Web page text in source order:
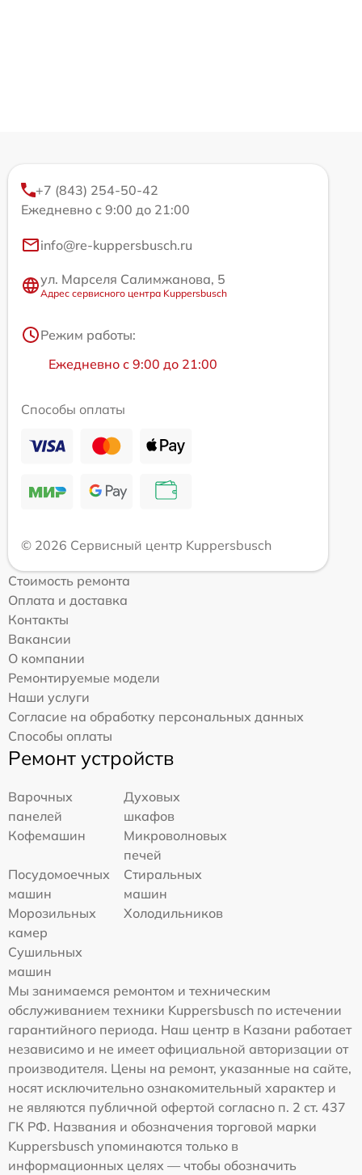
+7 (843) 254-50-42
Ежедневно с 9:00 до 21:00
info@re-kuppersbusch.ru
ул. Марселя Салимжанова, 5
Адрес сервисного центра Kuppersbusch
Режим работы:
Ежедневно с 9:00 до 21:00
Способы оплаты
© 2026 Сервисный центр Kuppersbusch
Стоимость ремонта
Оплата и доставка
Контакты
Вакансии
О компании
Ремонтируемые модели
Наши услуги
Согласие на обработку персональных данных
Способы оплаты
Ремонт устройств
Варочных
панелей
Духовых
шкафов
Кофемашин
Микроволновых
печей
Посудомоечных
машин
Стиральных
машин
Морозильных
камер
Холодильников
Сушильных
машин
Мы занимаемся ремонтом и техническим
обслуживанием техники Kuppersbusch по истечении
гарантийного периода. Наш центр в Казани работает
независимо и не имеет официальной авторизации от
производителя. Цены на ремонт, указанные на сайте,
носят исключительно ознакомительный характер и
не являются публичной офертой согласно п. 2 ст. 437
ГК РФ. Названия и обозначения торговой марки
Kuppersbusch упоминаются только в
информационных целях — чтобы обозначить